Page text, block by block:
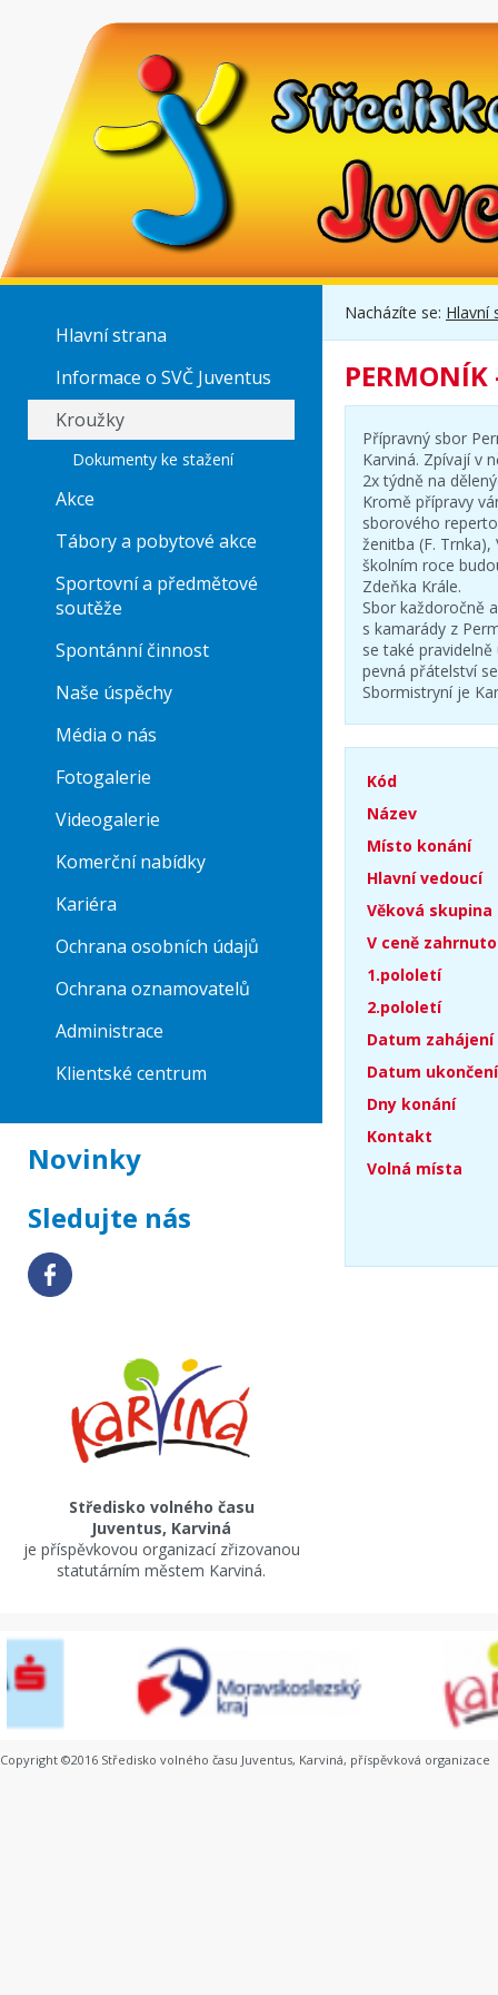
Hlavní strana
Informace o SVČ Juventus
Kroužky
Dokumenty ke stažení
Akce
Tábory a pobytové akce
Sportovní a předmětové
soutěže
Spontánní činnost
Naše úspěchy
Média o nás
Fotogalerie
Videogalerie
Komerční nabídky
Kariéra
Ochrana osobních údajů
Ochrana oznamovatelů
Administrace
Klientské centrum
Novinky
Sledujte nás
Středisko volného času
Juventus, Karviná
je příspěvkovou organizací zřizovanou
statutárním městem Karviná.
Nacházíte se: Hlavní
Přípravný sbor
Karviná. Zpívají v
2x týdně na
Kromě přípravy
sborového
ženitba (F.
školním roce
Zdeňka Krále.
Sbor každoročně
s kamarády z
se také
pevná přátelství
Sbormistryní je
Kód
Název
Místo konání
Hlavní vedoucí
Věková skupina
V ceně zahrnuto
1.pololetí
2.pololetí
Datum zahájení
Datum ukončení
Dny konání
Kontakt
Volná místa
Copyright ©2016 Středisko volného času Juventus, Karviná, příspěvková organizace